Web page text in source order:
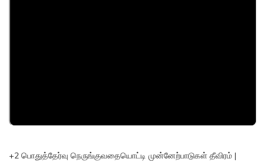
+2 பொதுத்தேர்வு நெருங்குவதையொட்டி முன்னேற்பாடுகள் தீவிரம் |